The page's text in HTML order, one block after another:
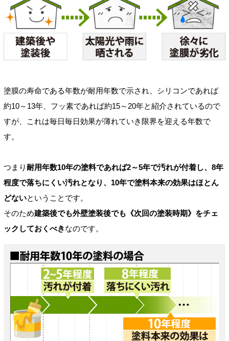
塗膜の寿命である年数が耐用年数で示され、シリコンであれば
約10～13年、フッ素であれば約15～20年と紹介されているので
すが、これは毎日毎日効果が薄れていき限界を迎える年数で
す。
つまり耐用年数10年の塗料であれば2～5年で汚れが付着し、8年
程度で落ちにくい汚れとなり、10年で塗料本来の効果はほとん
どないということです。
そのため建築後でも外壁塗装後でも《次回の塗装時期》をチェ
ックしておくべきなのです。